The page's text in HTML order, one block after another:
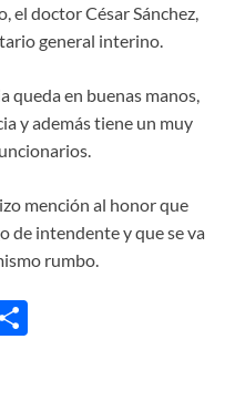
el doctor César Sánchez,
general interino.
queda en buenas manos,
y además tiene un muy
mención al honor que
de intendente y que se va
rumbo.